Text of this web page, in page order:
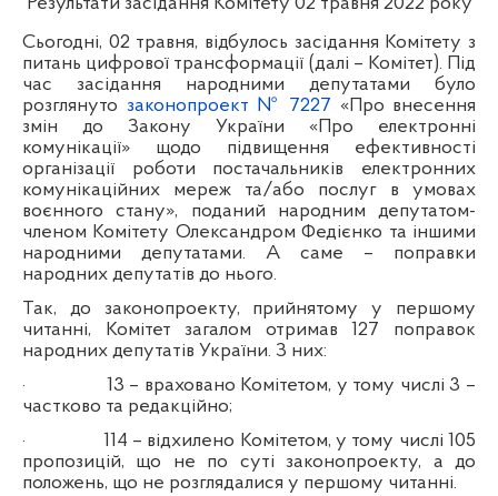
Сьогодні, 02 травня, відбулось засідання Комітету з
питань цифрової трансформації (далі – Комітет). Під
час засідання народними депутатами було
розглянуто законопроект № 7227 «Про внесення
змін до Закону України «Про електронні
комунікації» щодо підвищення ефективності
організації роботи постачальників електронних
комунікаційних мереж та/або послуг в умовах
воєнного стану», поданий народним депутатом-
членом Комітету Олександром Федієнко та іншими
народними депутатами. А саме – поправки
народних депутатів до нього.
Так, до законопроекту, прийнятому у першому
читанні, Комітет загалом отримав 127 поправок
народних депутатів України. З них:
·
13 – враховано Комітетом, у тому числі 3 –
частково та редакційно;
·
114 – відхилено Комітетом, у тому числі 105
пропозицій, що не по суті законопроекту, а до
положень, що не розглядалися у першому читанні.